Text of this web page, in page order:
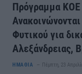
Πρόγραμμα
Φυτικού για
Αλεξάνδρειας,
ΗΜΑΘΙΑ Πέμπτη, 23